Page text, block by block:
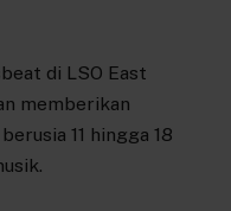
di LSO East
memberikan
11 hingga 18